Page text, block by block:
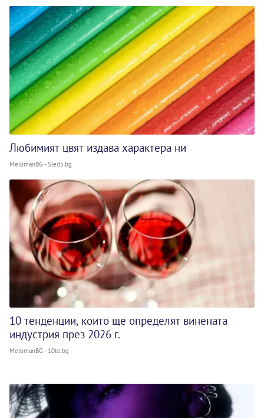
Любимият цвят издава характера ни
MelomanBG - Sled5.bg
10 тенденции, които ще определят винената
индустрия през 2026 г.
MelomanBG - 10te.bg